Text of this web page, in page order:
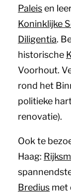
Paleisen
Koninklijke
Diligentia.
historische
Voorhout.
rond het
politieke
renovatie).
Ook te
Haag:
Bredius met